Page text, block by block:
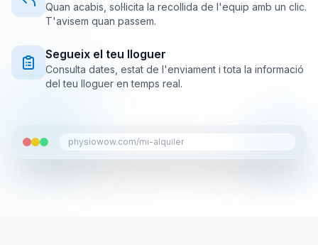
Quan acabis, sol·licita la recollida de l'equip amb un clic.
T'avisem quan passem.
Segueix el teu lloguer
Consulta dates, estat de l'enviament i tota la informació
del teu lloguer en temps real.
physiowow.com/mi-alquiler